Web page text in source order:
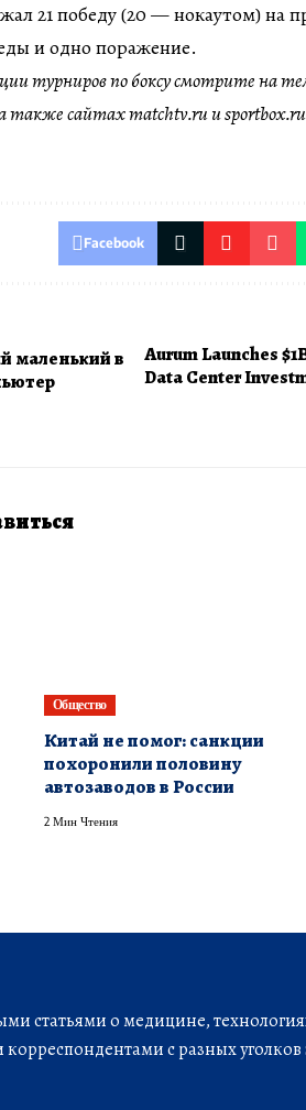
21 победу (20 — нокаутом) на
и одно поражение.
турниров по боксу смотрите на
также сайтах matchtv.ru и
Facebook
маленький в
Aurum Launches
Data Center
Общество
Китай не помог: санкции
похоронили половину
автозаводов в России
2 Мин Чтения
статьями о медицине,
с разных